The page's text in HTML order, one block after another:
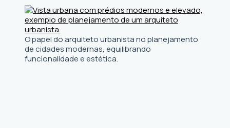
O papel do arquiteto urbanista no planejamento
de cidades modernas, equilibrando
funcionalidade e estética.